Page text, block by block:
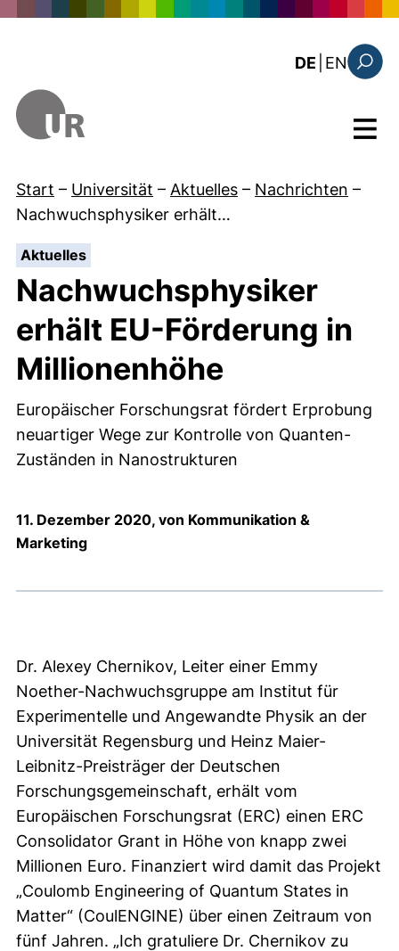
DE EN: the
Menü
Start – Universität – Aktuelles – Nachrichten –
Nachwuchsphysiker erhält…
Aktuelles:
Nachwuchsphysiker
erhält EU-Förderung in
Millionenhöhe
Europäischer Forschungsrat fördert Erprobung
neuartiger Wege zur Kontrolle von Quanten-
Zuständen in Nanostrukturen
11. Dezember 2020, von Kommunikation &
Marketing
Dr. Alexey Chernikov, Leiter einer Emmy
Noether-Nachwuchsgruppe am Institut für
Experimentelle und Angewandte Physik an der
Universität Regensburg und Heinz Maier-
Leibnitz-Preisträger der Deutschen
Forschungsgemeinschaft, erhält vom
Europäischen Forschungsrat (ERC) einen ERC
Consolidator Grant in Höhe von knapp zwei
Millionen Euro. Finanziert wird damit das Projekt
„Coulomb Engineering of Quantum States in
Matter“ (CoulENGINE) über einen Zeitraum von
fünf Jahren. „Ich gratuliere Dr. Chernikov zu